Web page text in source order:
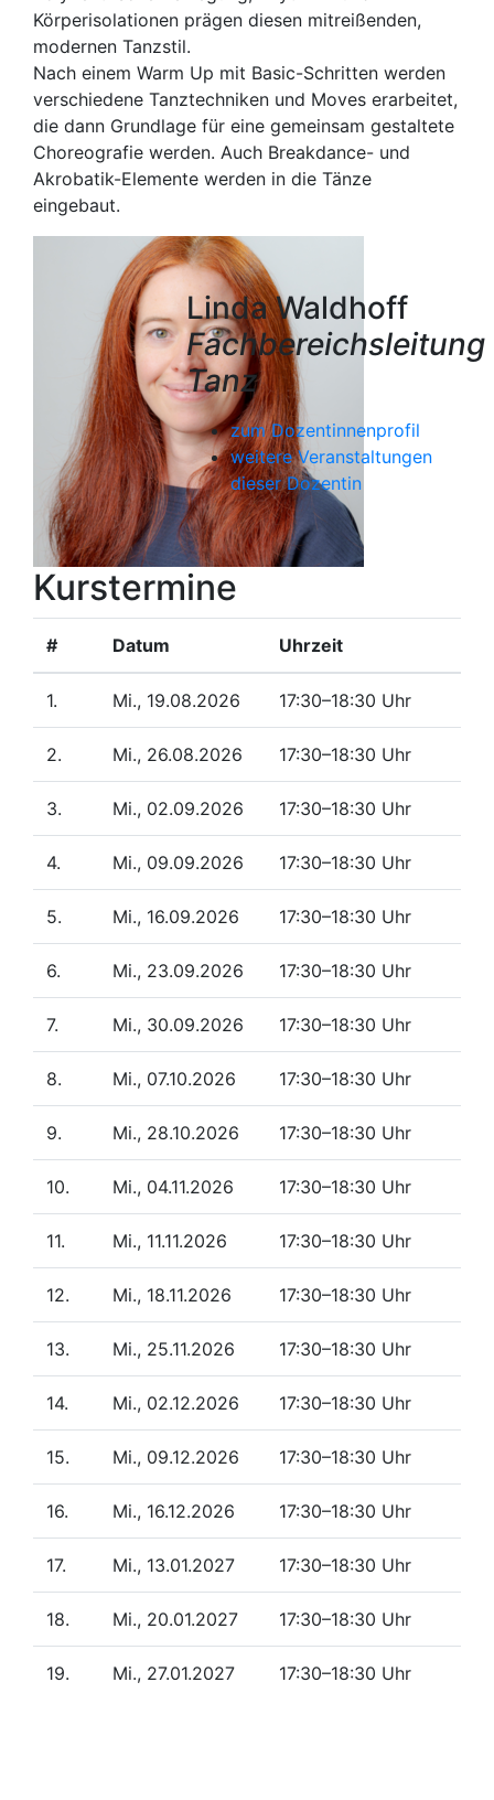
Körperisolationen prägen diesen mitreißenden,
modernen Tanzstil.
Nach einem Warm Up mit Basic-Schritten werden
verschiedene Tanztechniken und Moves erarbeitet,
die dann Grundlage für eine gemeinsam gestaltete
Choreografie werden. Auch Breakdance- und
Akrobatik-Elemente werden in die Tänze
eingebaut.
Linda Waldhoff
Fachbereichsleitung
Tanz
zum Dozentinnenprofil
weitere Veranstaltungen
dieser Dozentin
Kurstermine
# Datum Uhrzeit
1. Mi., 19.08.2026 17:30–18:30 Uhr
2. Mi., 26.08.2026 17:30–18:30 Uhr
3. Mi., 02.09.2026 17:30–18:30 Uhr
4. Mi., 09.09.2026 17:30–18:30 Uhr
5. Mi., 16.09.2026 17:30–18:30 Uhr
6. Mi., 23.09.2026 17:30–18:30 Uhr
7. Mi., 30.09.2026 17:30–18:30 Uhr
8. Mi., 07.10.2026 17:30–18:30 Uhr
9. Mi., 28.10.2026 17:30–18:30 Uhr
10. Mi., 04.11.2026 17:30–18:30 Uhr
11. Mi., 11.11.2026 17:30–18:30 Uhr
12. Mi., 18.11.2026 17:30–18:30 Uhr
13. Mi., 25.11.2026 17:30–18:30 Uhr
14. Mi., 02.12.2026 17:30–18:30 Uhr
15. Mi., 09.12.2026 17:30–18:30 Uhr
16. Mi., 16.12.2026 17:30–18:30 Uhr
17. Mi., 13.01.2027 17:30–18:30 Uhr
18. Mi., 20.01.2027 17:30–18:30 Uhr
19. Mi., 27.01.2027 17:30–18:30 Uhr